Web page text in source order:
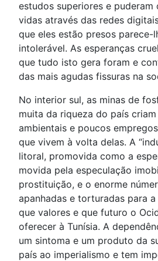
estudos superiores e puderam
vidas através das redes
que eles estão presos parece-
intolerável. As esperanças
que tudo isto gera foram e
das mais agudas fissuras na
No interior sul, as minas de
muita da riqueza do país
ambientais e poucos
que vivem à volta delas. A
litoral, promovida como a
movida pela especulação
prostituição, e o enorme
apanhadas e torturadas para
que valores e que futuro o
oferecer à Tunísia. A
um sintoma e um produto da
país ao imperialismo e tem